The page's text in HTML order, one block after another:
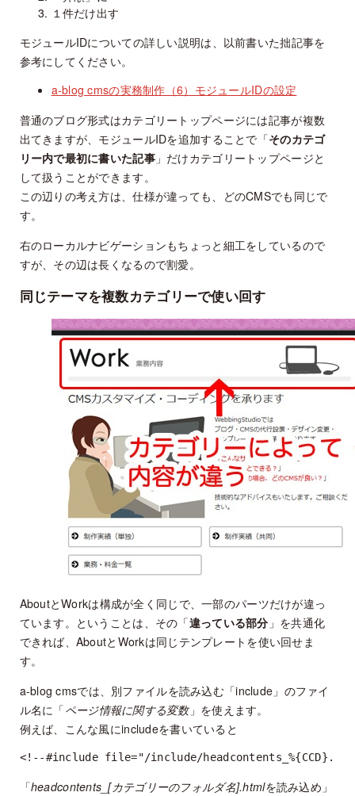
１件だけ出す
モジュールIDについての詳しい説明は、以前書いた拙記事を
参考にしてください。
a-blog cmsの実務制作（6）モジュールIDの設定
普通のブログ形式はカテゴリートップページには記事が複数
出てきますが、モジュールIDを追加することで「そのカテゴ
リー内で最初に書いた記事」だけカテゴリートップページと
して扱うことができます。
この辺りの考え方は、仕様が違っても、どのCMSでも同じで
す。
右のローカルナビゲーションもちょっと細工をしているので
すが、その辺は長くなるので割愛。
同じテーマを複数カテゴリーで使い回す
AboutとWorkは構成が全く同じで、一部のパーツだけが違っ
ています。ということは、その「違っている部分 」を共通化
できれば、AboutとWorkは同じテンプレートを使い回せま
す。
a-blog cmsでは、別ファイルを読み込む「include」のファイ
ル名に「ページ情報に関する変数」を使えます。
例えば、こんな風にincludeを書いていると
<!--#include file="/include/
「headcontents_[カテゴリーのフォルダ名].htmlを読み込め」